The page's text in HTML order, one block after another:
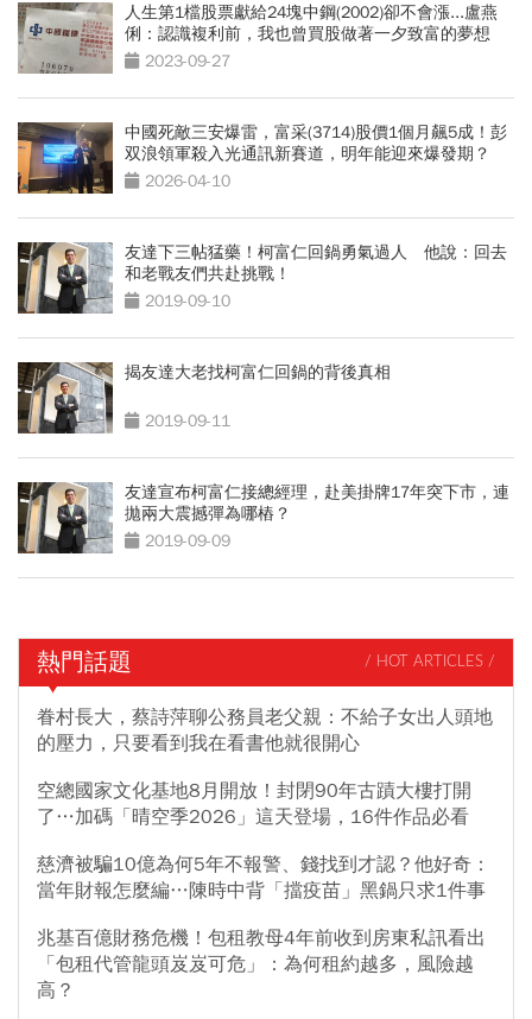
人生第1檔股票獻給24塊中鋼(2002)卻不會漲...盧燕
俐：認識複利前，我也曾買股做著一夕致富的夢想
2023-09-27
中國死敵三安爆雷，富采(3714)股價1個月飆5成！彭
双浪領軍殺入光通訊新賽道，明年能迎來爆發期？
2026-04-10
友達下三帖猛藥！柯富仁回鍋勇氣過人 他說：回去
和老戰友們共赴挑戰！
2019-09-10
揭友達大老找柯富仁回鍋的背後真相
2019-09-11
友達宣布柯富仁接總經理，赴美掛牌17年突下市，連
拋兩大震撼彈為哪樁？
2019-09-09
熱門話題 / HOT ARTICLES /
眷村長大，蔡詩萍聊公務員老父親：不給子女出人頭地
的壓力，只要看到我在看書他就很開心
空總國家文化基地8月開放！封閉90年古蹟大樓打開
了…加碼「晴空季2026」這天登場，16件作品必看
慈濟被騙10億為何5年不報警、錢找到才認？他好奇：
當年財報怎麼編…陳時中背「擋疫苗」黑鍋只求1件事
兆基百億財務危機！包租教母4年前收到房東私訊看出
「包租代管龍頭岌岌可危」：為何租約越多，風險越
高？